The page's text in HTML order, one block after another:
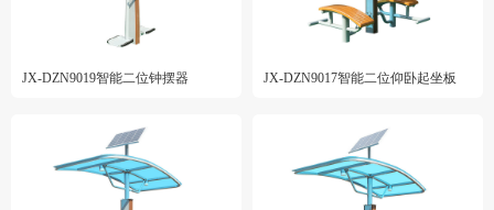
JX-DZN9019智能二位钟摆器 JX-DZN9017智能二位仰卧起坐板